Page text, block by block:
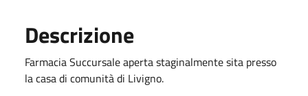
Descrizione
Farmacia Succursale aperta staginalmente sita presso
la casa di comunità di Livigno.